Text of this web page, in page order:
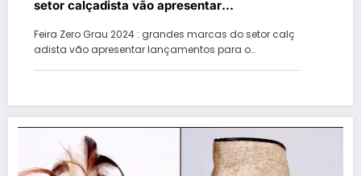
setor calçadista vão apresentar
em Gramado
Feira Zero Grau 2024 : grandes marcas do setor calç
adista vão apresentar lançamentos para o…